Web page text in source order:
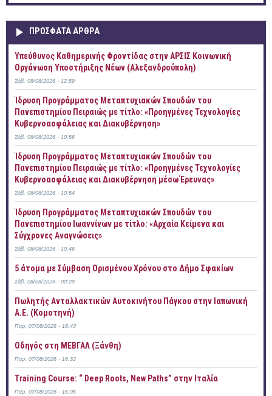
ΠΡOΣΦΑΤΑ AΡΘΡΑ
Yπεύθυνος Καθημερινής Φροντίδας στην ΑΡΣΙΣ Κοινωνική
Οργάνωση Υποστήριξης Νέων (Αλεξανδρούπολη)
Σάβ, 08/08/2026 - 12:59
Ίδρυση Προγράμματος Μεταπτυχιακών Σπουδών του
Πανεπιστημίου Πειραιώς με τίτλο: «Προηγμένες Τεχνολογίες
Κυβερνοασφάλειας και Διακυβέρνηση»
Σάβ, 08/08/2026 - 10:56
Ίδρυση Προγράμματος Μεταπτυχιακών Σπουδών του
Πανεπιστημίου Πειραιώς με τίτλο: «Προηγμένες Τεχνολογίες
Κυβερνοασφάλειας και Διακυβέρνηση μέσω Έρευνας»
Σάβ, 08/08/2026 - 10:54
Ίδρυση Προγράμματος Μεταπτυχιακών Σπουδών του
Πανεπιστημίου Ιωαννίνων με τίτλο: «Αρχαία Κείμενα και
Σύγχρονες Αναγνώσεις»
Σάβ, 08/08/2026 - 10:46
5 άτομα με Σύμβαση Ορισμένου Χρόνου στο Δήμο Σφακίων
Σάβ, 08/08/2026 - 00:29
Πωλητής Ανταλλακτικών Αυτοκινήτου Πάγκου στην Ιαπωνική
Α.Ε. (Κομοτηνή)
Παρ, 07/08/2026 - 18:43
Οδηγός στη ΜΕΒΓΑΛ (Ξάνθη)
Παρ, 07/08/2026 - 16:32
Training Course: “ Deep Roots, New Paths” στην Ιταλία
Παρ, 07/08/2026 - 16:05